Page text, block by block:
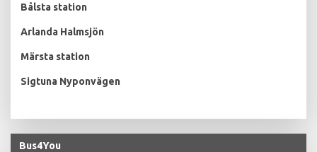
Bålsta station
Arlanda Halmsjön
Märsta station
Sigtuna Nyponvägen
Bus4You